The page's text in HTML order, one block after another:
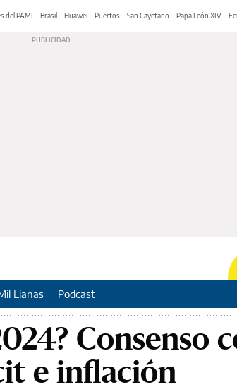
del PAMI Brasil Huawei Puertos San Cayetano Papa León XIV
Lianas Podcast
Consenso
e inflación